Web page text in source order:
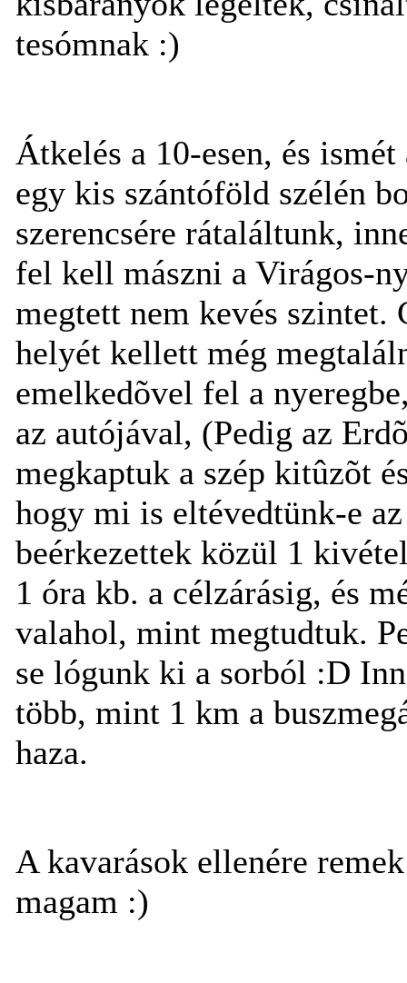
tesómnak :)
Átkelés a 10-esen, és
egy kis szántóföld szélén
szerencsére rátaláltunk,
fel kell mászni a Virágos-
megtett nem kevés szintet.
helyét kellett még
emelkedõvel fel a
az autójával, (Pedig az
megkaptuk a szép kitûzõt
hogy mi is eltévedtünk-e
beérkezettek közül 1
1 óra kb. a célzárásig, és
valahol, mint megtudtuk.
se lógunk ki a sorból :D
több, mint 1 km a
haza.
A kavarások ellenére
magam :)